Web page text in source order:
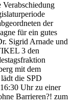
Verabschiedung
der
für ein gutes
Sigrid Arnade und
3 den
mit dem
die SPD
Uhr zu einer
Barrieren?! zum